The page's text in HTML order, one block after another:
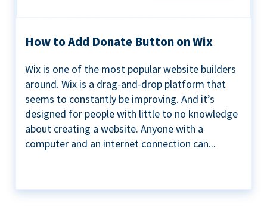
How to Add Donate Button on Wix
Wix is one of the most popular website builders
around. Wix is a drag-and-drop platform that
seems to constantly be improving. And it’s
designed for people with little to no knowledge
about creating a website. Anyone with a
computer and an internet connection can...